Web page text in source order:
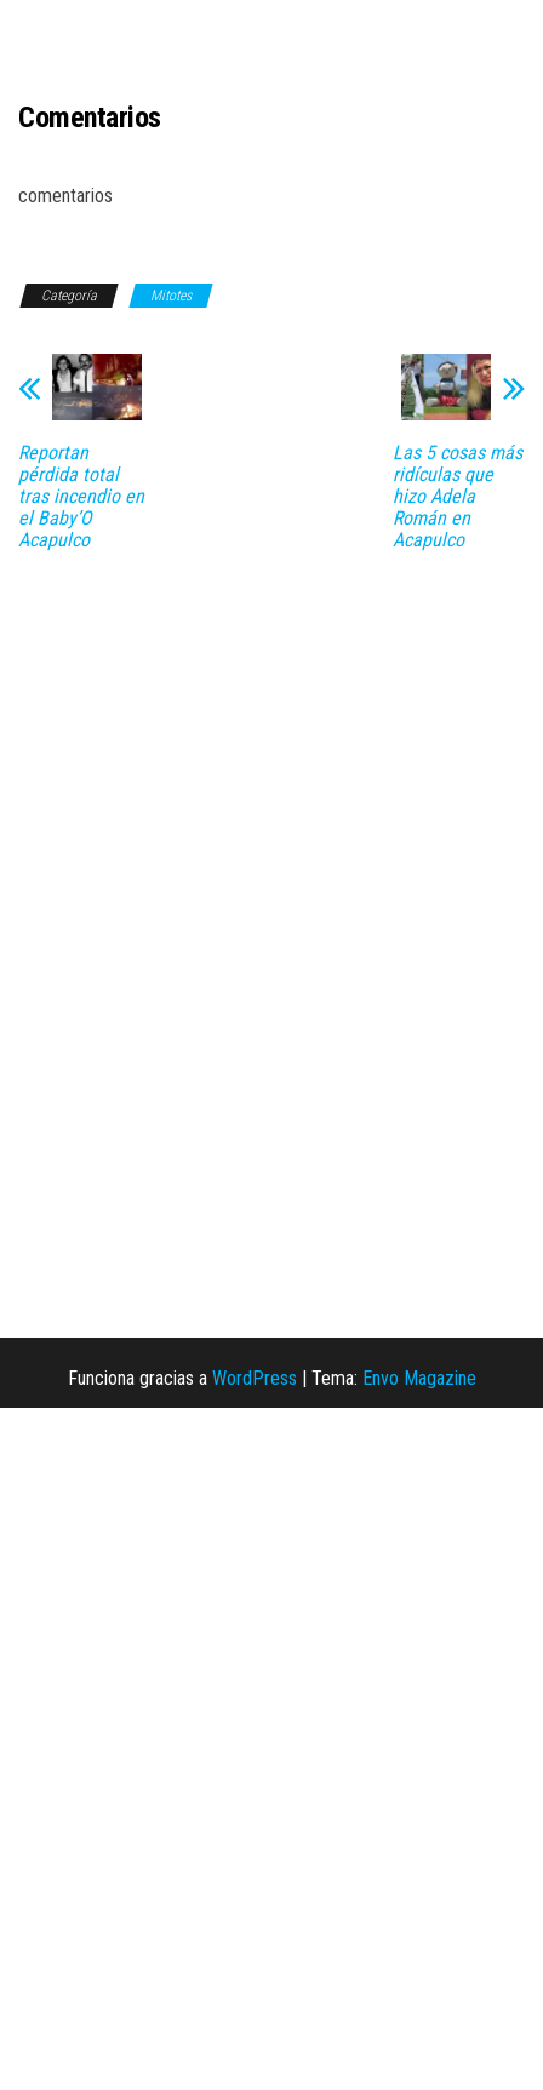
Comentarios
comentarios
Categoría Mitotes
Reportan
pérdida total
tras incendio en
el Baby’O
Acapulco
Las 5 cosas más
ridículas que
hizo Adela
Román en
Acapulco
Funciona gracias a WordPress Tema: Envo Magazine